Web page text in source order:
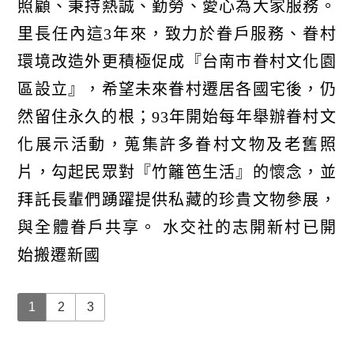
照顧、秉持熱誠、勤勞、愛心為大家服務。
里長任內這3年來，致力於眷戶服務、眷村
環境改造外更積極促成『台南市眷村文化園
區設立』，希望未來眷村遷居各國宅後，仍
然留住永久的根；93年開始每年舉辦眷村文
化展示活動，蒐集許多眷村文物及老舊照
片，勾起民眾對『竹籬笆生活』的懷念，並
拜託長輩們踴躍提供私藏的珍貴文物參展，
與全體眷戶共享。 水交社的志開新村已開
始搬遷新國
1 2 3